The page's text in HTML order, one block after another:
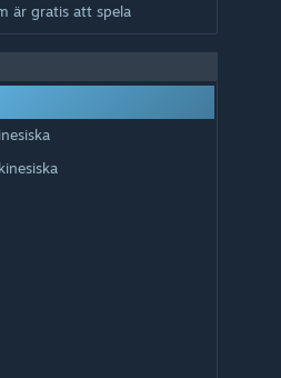
är gratis att spela